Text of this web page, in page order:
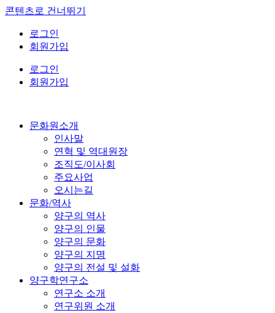
콘텐츠로 건너뛰기
로그인
회원가입
로그인
회원가입
문화원소개
인사말
연혁 및 역대원장
조직도/이사회
주요사업
오시는길
문화/역사
양구의 역사
양구의 인물
양구의 문화
양구의 지명
양구의 전설 및 설화
양구학연구소
연구소 소개
연구위원 소개